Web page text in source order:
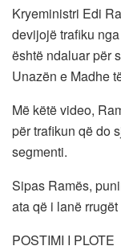
Kryeministri Edi
devijojë trafiku
është ndaluar për
Unazën e Madhe
Më këtë video,
për trafikun që do
segmenti.
Sipas Ramës,
ata që i lanë rrugët
POSTIMI I PLOTE